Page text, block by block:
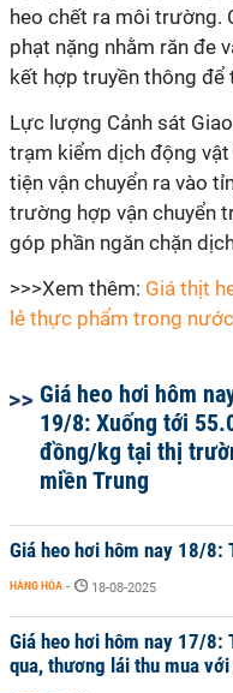
heo chết ra môi trường.
phạt nặng nhằm răn đe
kết hợp truyền thông để
Lực lượng Cảnh sát
trạm kiểm dịch động
tiện vận chuyển ra vào
trường hợp vận chuyển
góp phần ngăn chặn
>>>Xem thêm: Giá thịt
lẻ thực phẩm trong nước
Giá heo hơi hôm
19/8: Xuống tới
đồng/kg tại thị
miền Trung
Giá heo hơi hôm nay 18/
HÀNG HÓA - 18-08-2025
Giá heo hơi hôm nay 17/
qua, thương lái thu mua